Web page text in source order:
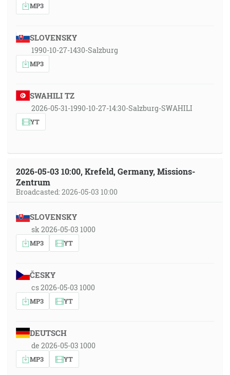
MP3
SLOVENSKY
1990-10-27-1430-Salzburg
MP3
SWAHILI TZ
2026-05-31-1990-10-27-14:30-Salzburg-SWAHILI
YT
2026-05-03 10:00, Krefeld, Germany, Missions-
Zentrum
Broadcasted: 2026-05-03 10:00
SLOVENSKY
sk 2026-05-03 1000
MP3 YT
ČESKY
cs 2026-05-03 1000
MP3 YT
DEUTSCH
de 2026-05-03 1000
MP3 YT